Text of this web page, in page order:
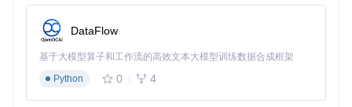
小贴士：Linux镜像建议选择EXT4文件系统，兼容性更好。
第三步：启动制作与进度监控
弹出格式化警告时，确认已备份U盘中数据后点击"确定"
等待进度条完成（USB 3.0 U盘制作Windows 11约需10分
DataFlow
基于大模型算子和工作流的高效文本大模型训练数据合成框架
Python
0 4